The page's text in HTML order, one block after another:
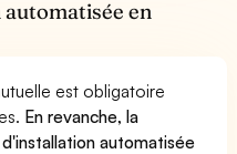
en
est obligatoire
En revanche, la
automatisée